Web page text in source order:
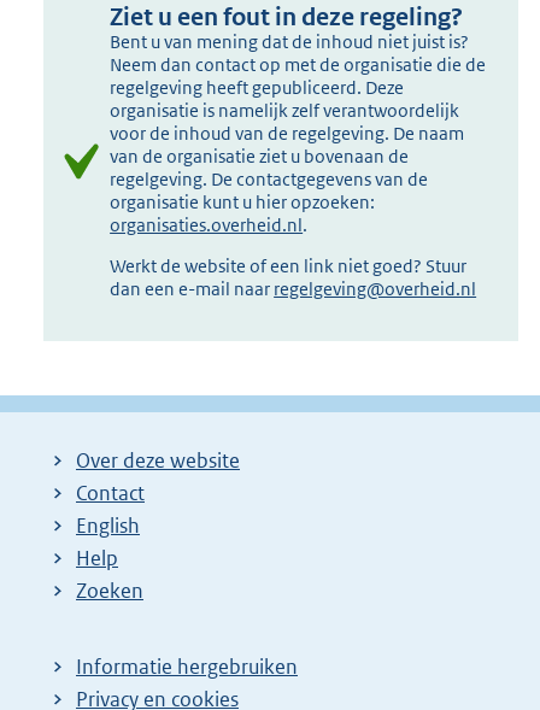
Ziet u een fout in deze regeling?
Bent u van mening dat de inhoud niet juist is?
Neem dan contact op met de organisatie die de
regelgeving heeft gepubliceerd. Deze
organisatie is namelijk zelf verantwoordelijk
voor de inhoud van de regelgeving. De naam
van de organisatie ziet u bovenaan de
regelgeving. De contactgegevens van de
organisatie kunt u hier opzoeken:
organisaties.overheid.nl.
Werkt de website of een link niet goed? Stuur
dan een e-mail naar regelgeving@overheid.nl
Over deze website
Contact
English
Help
Zoeken
Informatie hergebruiken
Privacy en cookies